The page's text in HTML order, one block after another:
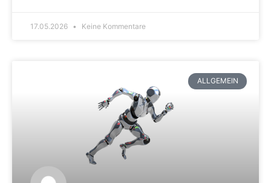
17.05.2026 Keine Kommentare
ALLGEMEIN